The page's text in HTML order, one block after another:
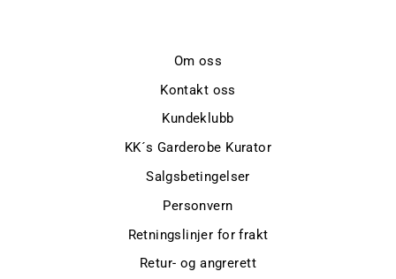
Om oss
Kontakt oss
Kundeklubb
KK´s Garderobe Kurator
Salgsbetingelser
Personvern
Retningslinjer for frakt
Retur- og angrerett